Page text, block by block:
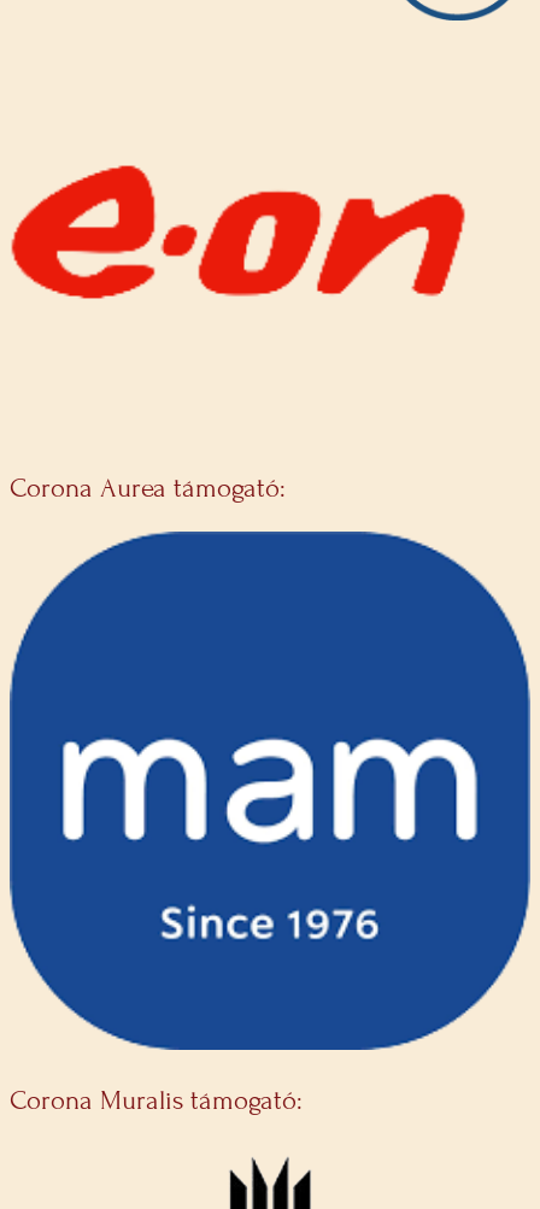
Corona Aurea támogató:
Corona Muralis támogató: